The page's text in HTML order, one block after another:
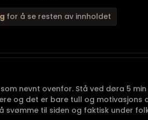
for å se resten av innholdet
nevnt ovenfor. Stå ved døra 5
og det er bare tull og motivasjons
til siden og faktisk under